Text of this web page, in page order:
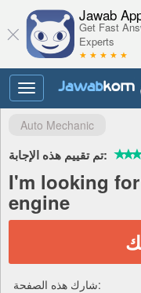
Jawab
Get Fast
Experts
★ ★ ★ ★ ★
Toggle
navigation
Auto Mechanic
تم تقييم هذه الإجابة:
I'm looking
engine
شارك هذه الصفحة: